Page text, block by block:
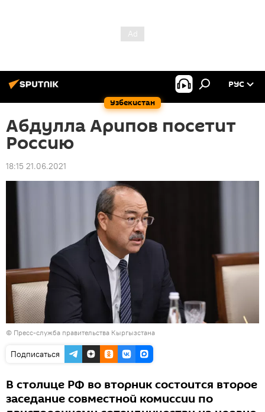
Узбекистан
РУС
Абдулла Арипов посетит
Россию
18:15 21.06.2021
© Пресс-служба правительства Кыргызстана
Подписаться
В столице РФ во вторник состоится второе
заседание совместной комиссии по